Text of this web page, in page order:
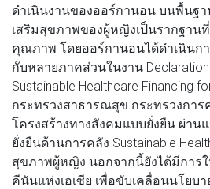
ดำเนินงานของออร์กานอน บนพื้นฐา
เสริมสุขภาพของผู้หญิงเป็นรากฐาน
คุณภาพ โดยออร์กานอนได้ดำเนินก
กับหลายภาคส่วนในงาน
Sustainable Healthcare Financing
กระทรวงสาธารณสุข กระทรวงกา
โครงสร้างทางสังคมแบบยั่งยืน ผ่าน
ยั่งยืนด้านการคลัง Sustainable
สุขภาพผู้หญิง นอกจากนี้ยังได้มีกา
คีนันแห่งเอเซีย เพื่อขับเคลื่อนนโย